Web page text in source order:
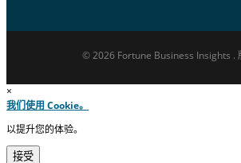
© 2026 Fortune Business Insights .
×
我们使用 Cookie。
以提升您的体验。
接受